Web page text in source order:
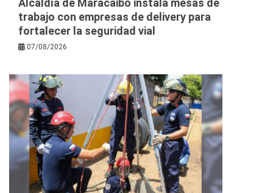
Alcaldía de Maracaibo instala mesas de
trabajo con empresas de delivery para
fortalecer la seguridad vial
07/08/2026